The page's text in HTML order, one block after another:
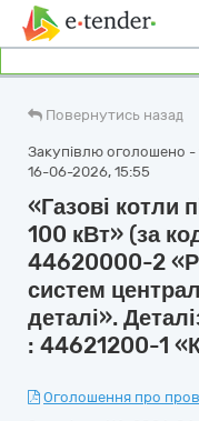
Повернутись назад
Закупівлю оголошено -
16-06-2026, 15:55
«Газові котли
100 кВт» (за
44620000-2
систем
деталі».
: 44621200-1
Оголошення про